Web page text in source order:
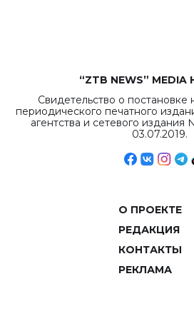
“ZTB NEWS” MEDIA
Свидетельство о постановке
периодического печатного
агентства и сетевого
03.07.2019.
О ПРОЕКТЕ
РЕДАКЦИЯ
КОНТАКТЫ
РЕКЛАМА